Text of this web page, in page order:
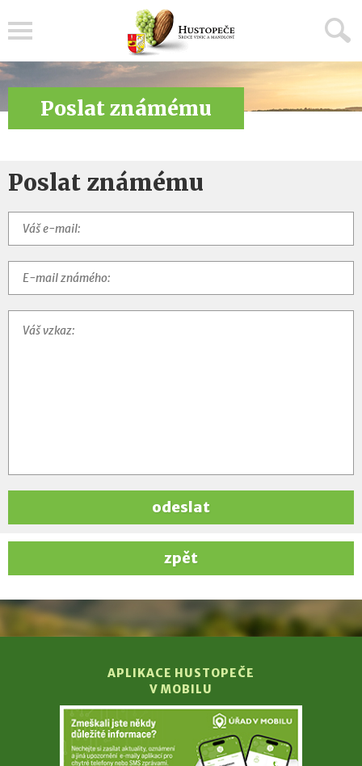
Poslat známému
Poslat známému
odeslat
zpět
APLIKACE HUSTOPEČE
V MOBILU